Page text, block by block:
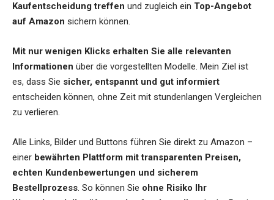
Kaufentscheidung treffen und zugleich ein Top-Angebot
auf Amazon sichern können.
Mit nur wenigen Klicks erhalten Sie alle relevanten
Informationen über die vorgestellten Modelle. Mein Ziel ist
es, dass Sie sicher, entspannt und gut informiert
entscheiden können, ohne Zeit mit stundenlangen Vergleichen
zu verlieren.
Alle Links, Bilder und Buttons führen Sie direkt zu Amazon –
einer bewährten Plattform mit transparenten Preisen,
echten Kundenbewertungen und sicherem
Bestellprozess. So können Sie ohne Risiko Ihr